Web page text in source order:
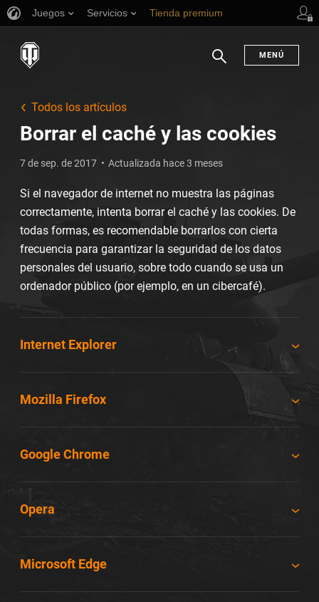
Juegos Servicios Tienda premium
MENÚ
Todos los artículos
Borrar el caché y las cookies
7 de sep. de 2017 Actualizada hace 3 meses
Si el navegador de internet no muestra las páginas
correctamente, intenta borrar el caché y las cookies. De
todas formas, es recomendable borrarlos con cierta
frecuencia para garantizar la seguridad de los datos
personales del usuario, sobre todo cuando se usa un
ordenador público (por ejemplo, en un cibercafé).
Internet Explorer
Mozilla Firefox
Google Chrome
Opera
Microsoft Edge